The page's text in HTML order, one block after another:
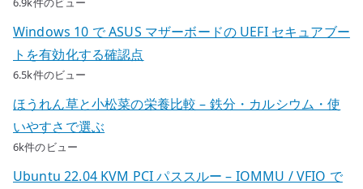
Windows 10 で ASUS マザーボードの UEFI セキュアブー
トを有効化する確認点
6.5k件のビュー
ほうれん草と小松菜の栄養比較 – 鉄分・カルシウム・使
いやすさで選ぶ
6k件のビュー
Ubuntu 22.04 KVM PCI パススルー – IOMMU / VFIO で